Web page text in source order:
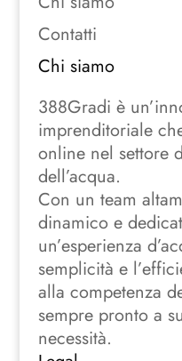
Contatti
Chi siamo
388Gradi è
imprenditoriale
online nel settore
dell’acqua.
Con un team
dinamico e
un’esperienza
semplicità e
alla competenza
sempre pronto a
necessità.